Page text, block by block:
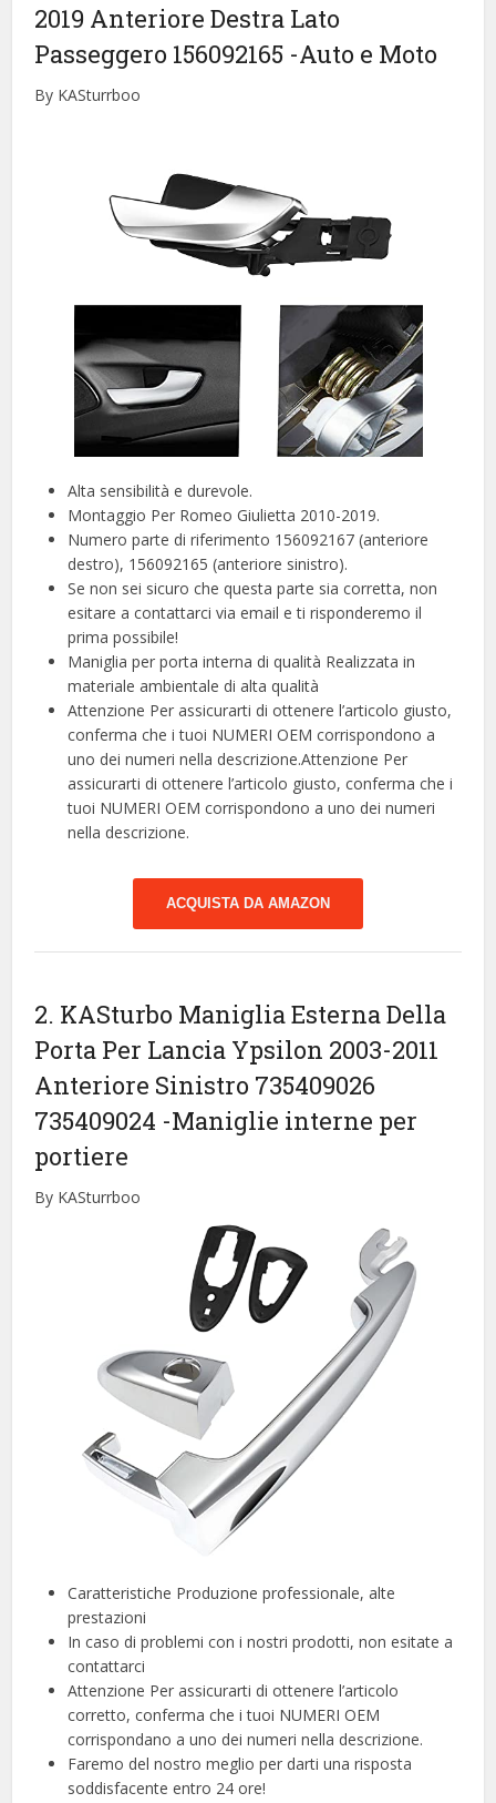
2019 Anteriore Destra Lato
Passeggero 156092165 -Auto e Moto
By KASturrboo
Alta sensibilità e durevole.
Montaggio Per Romeo Giulietta 2010-2019.
Numero parte di riferimento 156092167 (anteriore
destro), 156092165 (anteriore sinistro).
Se non sei sicuro che questa parte sia corretta, non
esitare a contattarci via email e ti risponderemo il
prima possibile!
Maniglia per porta interna di qualità Realizzata in
materiale ambientale di alta qualità
Attenzione Per assicurarti di ottenere l’articolo giusto,
conferma che i tuoi NUMERI OEM corrispondono a
uno dei numeri nella descrizione.Attenzione Per
assicurarti di ottenere l’articolo giusto, conferma che i
tuoi NUMERI OEM corrispondono a uno dei numeri
nella descrizione.
ACQUISTA DA AMAZON
2. KASturbo Maniglia Esterna Della
Porta Per Lancia Ypsilon 2003-2011
Anteriore Sinistro 735409026
735409024 -Maniglie interne per
portiere
By KASturrboo
Caratteristiche Produzione professionale, alte
prestazioni
In caso di problemi con i nostri prodotti, non esitate a
contattarci
Attenzione Per assicurarti di ottenere l’articolo
corretto, conferma che i tuoi NUMERI OEM
corrispondano a uno dei numeri nella descrizione.
Faremo del nostro meglio per darti una risposta
soddisfacente entro 24 ore!